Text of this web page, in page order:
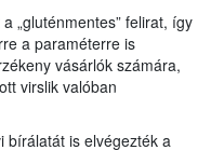
„gluténmentes” felirat, így
a paraméterre is
vásárlók számára,
virslik valóban
bírálatát is elvégezték a